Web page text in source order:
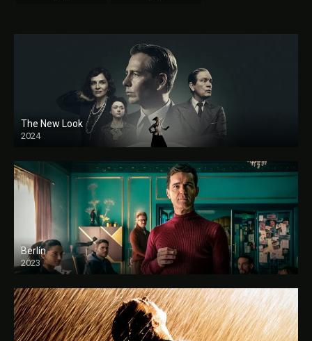
The New Look
2024
Berlín
2023